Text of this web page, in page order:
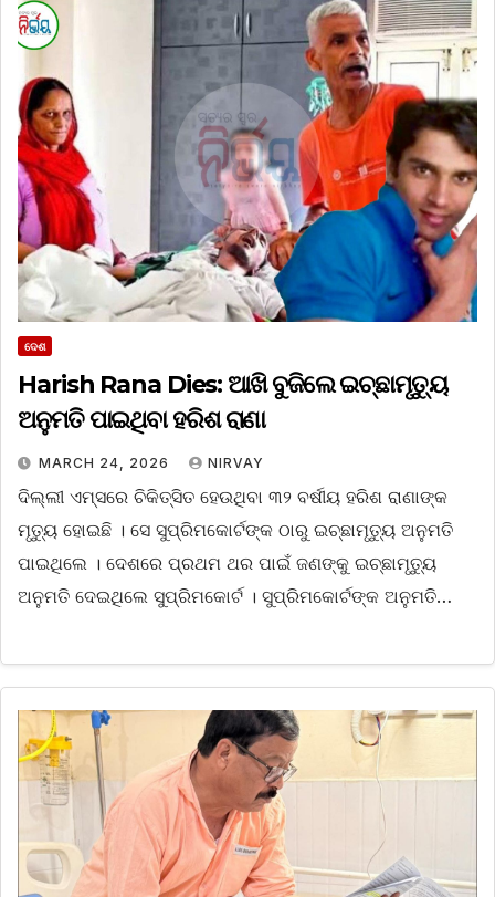
ଦେଶ
Harish Rana Dies: ଆଖି ବୁଜିଲେ ଇଚ୍ଛାମୃତ୍ୟୁ
ଅନୁମତି ପାଇଥିବା ହରିଶ ରାଣା
MARCH 24, 2026 NIRVAY
ଦିଲ୍ଲୀ ଏମ୍‌ସରେ ଚିକିତ୍ସିତ ହେଉଥିବା ୩୨ ବର୍ଷୀୟ ହରିଶ ରାଣାଙ୍କ
ମୃତ୍ୟୁ ହୋଇଛି । ସେ ସୁପ୍ରିମକୋର୍ଟଙ୍କ ଠାରୁ ଇଚ୍ଛାମୃତ୍ୟୁ ଅନୁମତି
ପାଇଥିଲେ । ଦେଶରେ ପ୍ରଥମ ଥର ପାଇଁ ଜଣଙ୍କୁ ଇଚ୍ଛାମୃତ୍ୟୁ
ଅନୁମତି ଦେଇଥିଲେ ସୁପ୍ରିମକୋର୍ଟ । ସୁପ୍ରିମକୋର୍ଟଙ୍କ ଅନୁମତି…